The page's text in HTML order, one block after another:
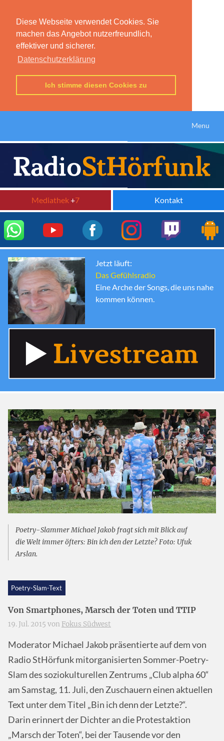
Diese Webseite verwendet Cookies. Sie
machen das Angebot nutzerfreundlich,
effektiver und sicherer.
Datenschutzerklärung
Ich stimme diesen Cookies zu
Menu
Mediathek+7 Kontakt
Jetzt läuft:
Das Gefühlsradio
Eine Arche der Songs, die uns nahe
kommen können.
Poetry-Slammer Michael Jakob fragt sich mit Blick auf
die Welt immer öfters: Bin ich den der Letzte? Foto: Ufuk
Arslan.
Poetry-Slam-Text
Von Smartphones, Marsch der Toten und TTIP
19. Jul. 2015 von Fokus Südwest
Moderator Michael Jakob präsentierte auf dem von
Radio StHörfunk mitorganisierten Sommer-Poetry-
Slam des soziokulturellen Zentrums „Club alpha 60“
am Samstag, 11. Juli, den Zuschauern einen aktuellen
Text unter dem Titel „Bin ich denn der Letzte?“.
Darin erinnert der Dichter an die Protestaktion
„Marsch der Toten“, bei der Tausende vor den